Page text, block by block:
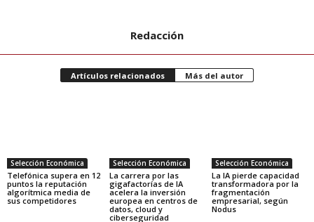
Redacción
Artículos relacionados Más del autor
Selección Económica
Telefónica supera en 12
puntos la reputación
algorítmica media de
sus competidores
Selección Económica
La carrera por las
gigafactorías de IA
acelera la inversión
europea en centros de
datos, cloud y
ciberseguridad
Selección Económica
La IA pierde capacidad
transformadora por la
fragmentación
empresarial, según
Nodus